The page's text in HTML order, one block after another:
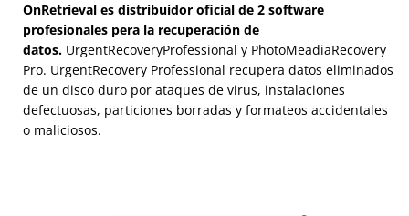
OnRetrieval es distribuidor oficial de 2 software
profesionales pera la recuperación de
datos. UrgentRecoveryProfessional y PhotoMeadiaRecovery
Pro. UrgentRecovery Professional recupera datos eliminados
de un disco duro por ataques de virus, instalaciones
defectuosas, particiones borradas y formateos accidentales
o maliciosos.